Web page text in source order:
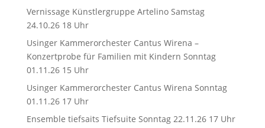
Vernissage Künstlergruppe Artelino Samstag
24.10.26 18 Uhr
Usinger Kammerorchester Cantus Wirena –
Konzertprobe für Familien mit Kindern Sonntag
01.11.26 15 Uhr
Usinger Kammerorchester Cantus Wirena Sonntag
01.11.26 17 Uhr
Ensemble tiefsaits Tiefsuite Sonntag 22.11.26 17 Uhr